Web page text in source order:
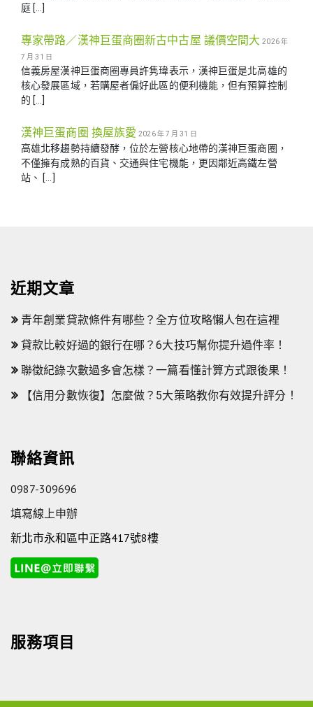
庭 […]
專家帶路／漢神巨蛋商圈新古中古屋 議價空間大 2026 年
7 月 31 日
信義房屋漢神巨蛋商圈專員許隽瑋表示，漢神巨蛋是北高雄的
核心發展區域，若購屋者偏好此區的便利機能，但有預算控制
的 […]
漢神巨蛋商圈 換屋族愛 2026 年 7 月 31 日
高雄北移趨勢持續發酵，位於左營核心地帶的漢神巨蛋商圈，
不僅擁有成熟的百貨、交通與住宅機能，更因鄰近高鐵左營
站、 […]
近期文章
青年創業貸款條件有哪些？全方位攻略懶人包在這裡
貸款比較好過的銀行在哪？6大技巧幫你提升過件率！
聯徵紀錄次數過多會怎樣？一篇看懂計算方式跟後果！
【信用分數恢復】怎麼做？5大策略教你有效提升評分！
聯絡資訊
0987-309696
填寫線上申辦
新北市永和區中正路417號8樓
服務項目